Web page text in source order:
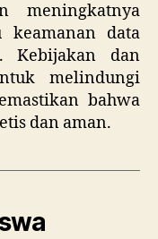
meningkatnya
keamanan data
Kebijakan dan
melindungi
bahwa
dan aman.